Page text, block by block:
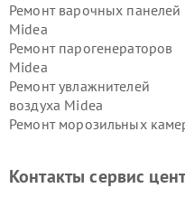
Ремонт варочных панелей
Midea
Ремонт парогенераторов
Midea
Ремонт увлажнителей
воздуха Midea
Ремонт морозильных
пылесосов Midea
Контакты сервис